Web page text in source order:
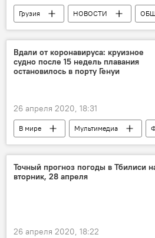
Грузия НОВОСТИ
КУЛЬТУРА
Культурная жизнь
Вдали от коронавируса: круизное
судно после 15 недель плавания
остановилось в порту Генуи
26 апреля 2020, 18:31
В мире Мультимедиа
Коронавирус COVID-19
туризм
Точный прогноз погоды в Тбилиси
вторник, 28 апреля
26 апреля 2020, 18:22